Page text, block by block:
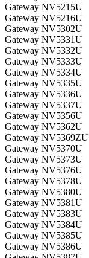
Gateway NV5215U
Gateway NV5216U
Gateway NV5302U
Gateway NV5331U
Gateway NV5332U
Gateway NV5333U
Gateway NV5334U
Gateway NV5335U
Gateway NV5336U
Gateway NV5337U
Gateway NV5356U
Gateway NV5362U
Gateway NV5369ZU
Gateway NV5370U
Gateway NV5373U
Gateway NV5376U
Gateway NV5378U
Gateway NV5380U
Gateway NV5381U
Gateway NV5383U
Gateway NV5384U
Gateway NV5385U
Gateway NV5386U